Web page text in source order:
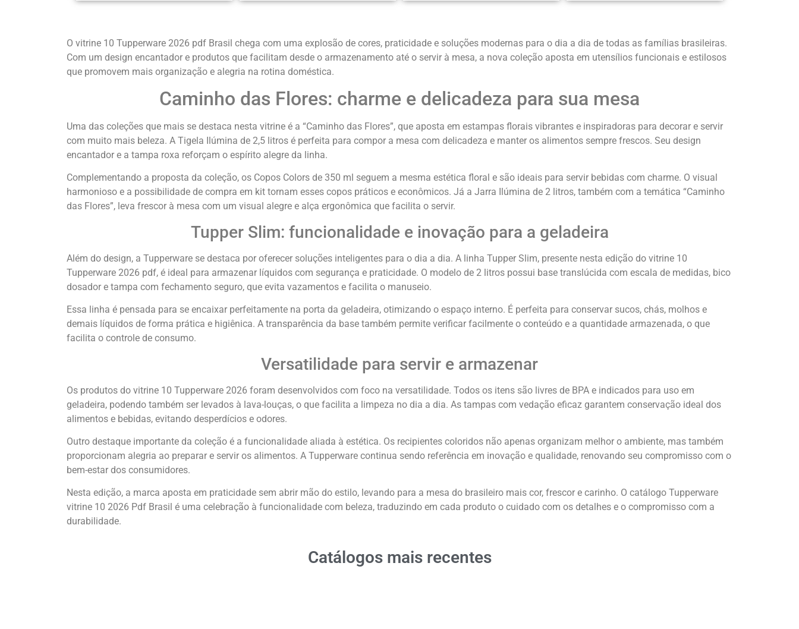
O vitrine 10 Tupperware 2026 pdf Brasil chega com uma explosão de cores, praticidade e soluções modernas para o dia a dia de todas as famílias brasileiras.
Com um design encantador e produtos que facilitam desde o armazenamento até o servir à mesa, a nova coleção aposta em utensílios funcionais e estilosos
que promovem mais organização e alegria na rotina doméstica.
Caminho das Flores: charme e delicadeza para sua mesa
Uma das coleções que mais se destaca nesta vitrine é a “Caminho das Flores”, que aposta em estampas florais vibrantes e inspiradoras para decorar e servir
com muito mais beleza. A Tigela Ilúmina de 2,5 litros é perfeita para compor a mesa com delicadeza e manter os alimentos sempre frescos. Seu design
encantador e a tampa roxa reforçam o espírito alegre da linha.
Complementando a proposta da coleção, os Copos Colors de 350 ml seguem a mesma estética floral e são ideais para servir bebidas com charme. O visual
harmonioso e a possibilidade de compra em kit tornam esses copos práticos e econômicos. Já a Jarra Ilúmina de 2 litros, também com a temática “Caminho
das Flores”, leva frescor à mesa com um visual alegre e alça ergonômica que facilita o servir.
Tupper Slim: funcionalidade e inovação para a geladeira
Além do design, a Tupperware se destaca por oferecer soluções inteligentes para o dia a dia. A linha Tupper Slim, presente nesta edição do vitrine 10
Tupperware 2026 pdf, é ideal para armazenar líquidos com segurança e praticidade. O modelo de 2 litros possui base translúcida com escala de medidas, bico
dosador e tampa com fechamento seguro, que evita vazamentos e facilita o manuseio.
Essa linha é pensada para se encaixar perfeitamente na porta da geladeira, otimizando o espaço interno. É perfeita para conservar sucos, chás, molhos e
demais líquidos de forma prática e higiênica. A transparência da base também permite verificar facilmente o conteúdo e a quantidade armazenada, o que
facilita o controle de consumo.
Versatilidade para servir e armazenar
Os produtos do vitrine 10 Tupperware 2026 foram desenvolvidos com foco na versatilidade. Todos os itens são livres de BPA e indicados para uso em
geladeira, podendo também ser levados à lava-louças, o que facilita a limpeza no dia a dia. As tampas com vedação eficaz garantem conservação ideal dos
alimentos e bebidas, evitando desperdícios e odores.
Outro destaque importante da coleção é a funcionalidade aliada à estética. Os recipientes coloridos não apenas organizam melhor o ambiente, mas também
proporcionam alegria ao preparar e servir os alimentos. A Tupperware continua sendo referência em inovação e qualidade, renovando seu compromisso com o
bem-estar dos consumidores.
Nesta edição, a marca aposta em praticidade sem abrir mão do estilo, levando para a mesa do brasileiro mais cor, frescor e carinho. O catálogo Tupperware
vitrine 10 2026 Pdf Brasil é uma celebração à funcionalidade com beleza, traduzindo em cada produto o cuidado com os detalhes e o compromisso com a
durabilidade.
Catálogos mais recentes